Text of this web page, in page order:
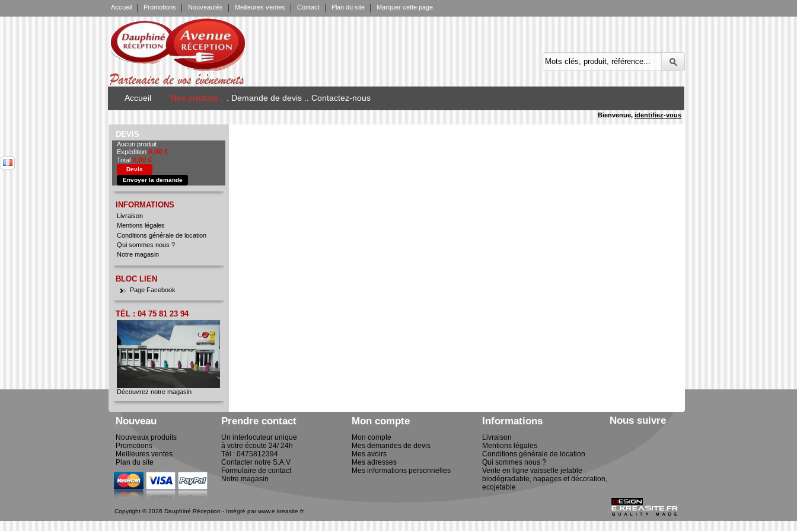
Accueil Promotions Nouveautés Meilleures ventes Contact Plan du site Marquer cette page
Bienvenue, identifiez-vous
Accueil Nos produits . . Demande de devis . . Contactez-nous
DEVIS
Aucun produit
Expédition 0,00 €
Total 0,00 €
Devis
Envoyer la demande
INFORMATIONS
Livraison
Conditions générale de location
Qui sommes nous ?
Notre magasin
BLOC LIEN
Page Facebook
TÉL : 04 75 81 23 94
Nouveau
Nouveaux produits
Meilleures ventes
Plan du site
Copyright © 2026 Dauphiné Réception - Intégré par
Prendre contact
Un interlocuteur unique
Tél : 0475812394
Contacter notre S.A.V
Formulaire de contact
Notre magasin
Mon compte
Mes avoirs
Mes adresses
Mes informations personnelles
Livraison
Conditions générale de location
Qui sommes nous ?
Vente en ligne vaisselle jetable
biodégradable, napages et décoration,
ecojetable